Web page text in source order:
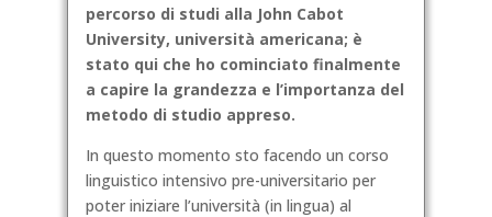
percorso di studi alla John Cabot
University, università americana; è
stato qui che ho cominciato finalmente
a capire la grandezza e l’importanza del
metodo di studio appreso.
In questo momento sto facendo un corso
linguistico intensivo pre-universitario per
poter iniziare l’università (in lingua) al